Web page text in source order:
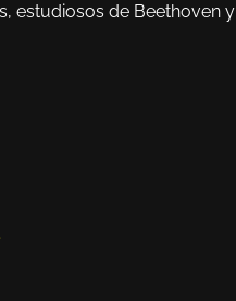
estudiosos de Beethoven y